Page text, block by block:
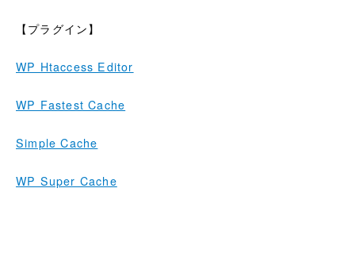
【プラグイン】
WP Htaccess Editor
WP Fastest Cache
Simple Cache
WP Super Cache